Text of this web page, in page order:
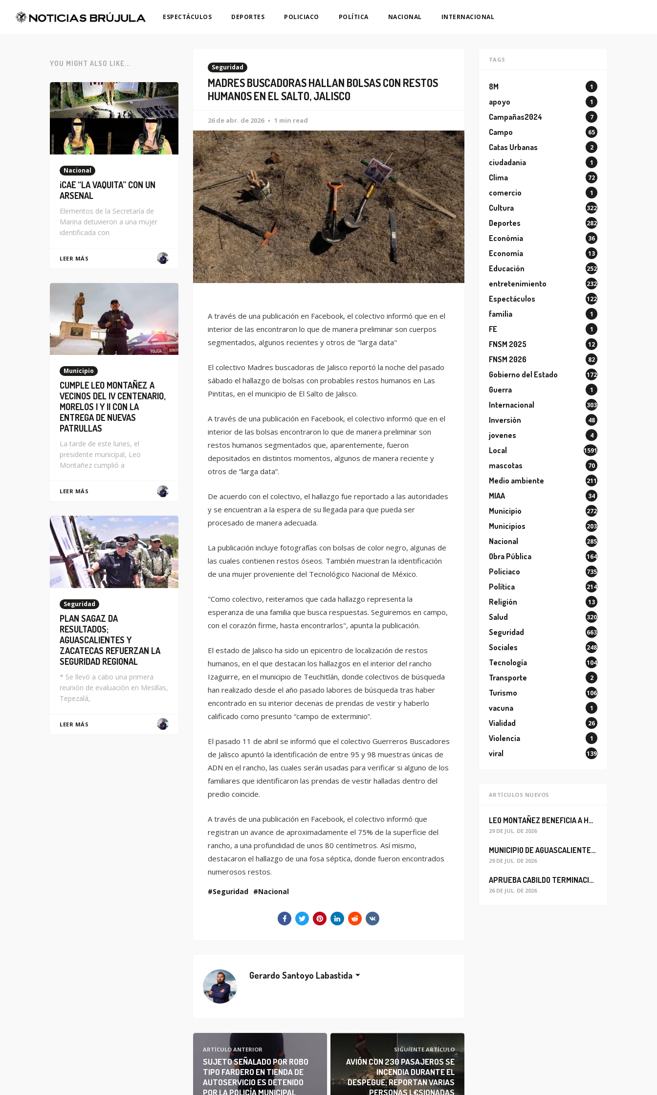
ESPECTÁCULOS DEPORTES POLICIACO POLÍTICA NACIONAL INTERNACIONAL
Seguridad
MADRES BUSCADORAS HALLAN BOLSAS CON RESTOS
HUMANOS EN EL SALTO, JALISCO
26 de abr. de 2026 1 min read
A través de una publicación en Facebook, el colectivo informó que en el
interior de las encontraron lo que de manera preliminar son cuerpos
segmentados, algunos recientes y otros de "larga data"
El colectivo Madres buscadoras de Jalisco reportó la noche del pasado
sábado el hallazgo de bolsas con probables restos humanos en Las
Pintitas, en el municipio de El Salto de Jalisco.
A través de una publicación en Facebook, el colectivo informó que en el
interior de las bolsas encontraron lo que de manera preliminar son
restos humanos segmentados que, aparentemente, fueron
depositados en distintos momentos, algunos de manera reciente y
otros de “larga data”.
De acuerdo con el colectivo, el hallazgo fue reportado a las autoridades
y se encuentran a la espera de su llegada para que pueda ser
procesado de manera adecuada.
La publicación incluye fotografías con bolsas de color negro, algunas de
las cuales contienen restos óseos. También muestran la identificación
de una mujer proveniente del Tecnológico Nacional de México.
"Como colectivo, reiteramos que cada hallazgo representa la
esperanza de una familia que busca respuestas. Seguiremos en campo,
con el corazón firme, hasta encontrarlos", apunta la publicación.
El estado de Jalisco ha sido un epicentro de localización de restos
humanos, en el que destacan los hallazgos en el interior del rancho
Izaguirre, en el municipio de Teuchitlán, donde colectivos de búsqueda
han realizado desde el año pasado labores de búsqueda tras haber
encontrado en su interior decenas de prendas de vestir y haberlo
calificado como presunto “campo de exterminio”.
El pasado 11 de abril se informó que el colectivo Guerreros Buscadores
de Jalisco apuntó la identificación de entre 95 y 98 muestras únicas de
ADN en el rancho, las cuales serán usadas para verificar si alguno de los
familiares que identificaron las prendas de vestir halladas dentro del
predio coincide.
A través de una publicación en Facebook, el colectivo informó que
registran un avance de aproximadamente el 75% de la superficie del
rancho, a una profundidad de unos 80 centímetros. Así mismo,
destacaron el hallazgo de una fosa séptica, donde fueron encontrados
numerosos restos.
Seguridad Nacional
Gerardo Santoyo Labastida
ARTÍCULO ANTERIOR
SUJETO SEÑALADO POR ROBO
TIPO FARDERO EN TIENDA DE
AUTOSERVICIO ES DETENIDO
POR LA POLICÍA MUNICIPAL
SIGUIENTE ARTÍCULO
AVIÓN CON 230 PASAJEROS SE
INCENDIA DURANTE EL
DESPEGUE; REPORTAN VARIAS
PERSONAS L€SIONADAS
YOU MIGHT ALSO LIKE...
Nacional
¡CAE “LA VAQUITA” CON UN
ARSENAL
Elementos de la Secretaría de
Marina detuvieron a una mujer
identificada con
LEER MÁS
Municipio
CUMPLE LEO MONTAÑEZ A
VECINOS DEL IV CENTENARIO,
MORELOS I Y II CON LA
ENTREGA DE NUEVAS
PATRULLAS
La tarde de este lunes, el
presidente municipal, Leo
Montañez cumplió a
LEER MÁS
Seguridad
PLAN SAGAZ DA
RESULTADOS;
AGUASCALIENTES Y
ZACATECAS REFUERZAN LA
SEGURIDAD REGIONAL
* Se llevó a cabo una primera
reunión de evaluación en Mesillas,
Tepezalá,
LEER MÁS
TAGS
8M 1
apoyo 1
Campañas2024 7
Campo 65
Catas Urbanas 2
ciudadania 1
Clima 72
comercio 1
Cultura 322
Deportes 282
Económia 36
Economía 13
Educación 252
entretenimiento 232
Espectáculos 122
familia 1
FE 1
FNSM 2025 12
FNSM 2026 82
Gobierno del Estado 172
Guerra 1
Internacional 303
Inversión 48
jovenes 4
Local 1591
mascotas 70
Medio ambiente 211
MIAA 34
Municipio 272
Municipios 203
Nacional 285
Obra Pública 164
Policiaco 735
Política 214
Religión 13
Salud 320
Seguridad 663
Sociales 248
Tecnología 104
Transporte 2
Turismo 106
vacuna 1
Vialidad 26
Violencia 1
viral 139
ARTÍCULOS NUEVOS
LEO MONTAÑEZ BENEFICIA A HABITANTES DEL BARRIO DE LA SALUD CON MEJORA DEL ALCANTARILLADO SANITARIO
29 DE JUL. DE 2026
MUNICIPIO DE AGUASCALIENTES REABRE CIRCULACIÓN VEHICULAR EN LA CALLE JOSEFA ORTIZ DE DOMÍNGUEZ
29 DE JUL. DE 2026
APRUEBA CABILDO TERMINACIÓN ANTICIPADA DEL CONTRATO PARA EL PROYECTO DE MODERNIZACIÓN DEL SISTEMA DE ALUMBRADO
26 DE JUL. DE 2026